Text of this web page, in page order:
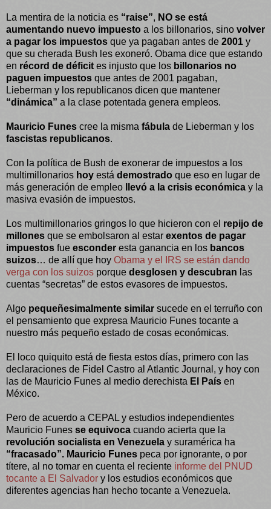
La mentira de la noticia es “raise”, NO se está
aumentando nuevo impuesto a los billonarios, sino volver
a pagar los impuestos que ya pagaban antes de 2001 y
que su cherada Bush les exoneró. Obama dice que estando
en récord de déficit es injusto que los billonarios no
paguen impuestos que antes de 2001 pagaban,
Lieberman y los republicanos dicen que mantener
“dinámica” a la clase potentada genera empleos.
Mauricio Funes cree la misma fábula de Lieberman y los
fascistas republicanos.
Con la política de Bush de exonerar de impuestos a los
multimillonarios hoy está demostrado que eso en lugar de
más generación de empleo
llevó a la crisis económica y la
masiva evasión de impuestos.
Los multimillonarios gringos lo que hicieron con el repijo de
millones que se embolsaron al estar exentos de pagar
impuestos fue esconder esta ganancia en los bancos
suizos… de allí que hoy Obama y el IRS se están dando
verga con los suizos porque desglosen y descubran las
cuentas “secretas” de estos evasores de impuestos.
Algo pequeñesimalmente similar sucede en el terruño con
el pensamiento que expresa Mauricio Funes tocante a
nuestro más pequeño estado de cosas económicas.
El loco quiquito está de fiesta estos días, primero con las
declaraciones de Fidel Castro al Atlantic Journal, y hoy con
las de Mauricio Funes al medio derechista El País en
México.
Pero de acuerdo a CEPAL y estudios independientes
Mauricio Funes se equivoca cuando acierta que la
revolución socialista en Venezuela y suramérica ha
“fracasado”. Mauricio Funes peca por ignorante, o por
títere, al no tomar en cuenta el reciente informe del PNUD
tocante a El Salvador y los estudios económicos que
diferentes agencias han hecho tocante a Venezuela.